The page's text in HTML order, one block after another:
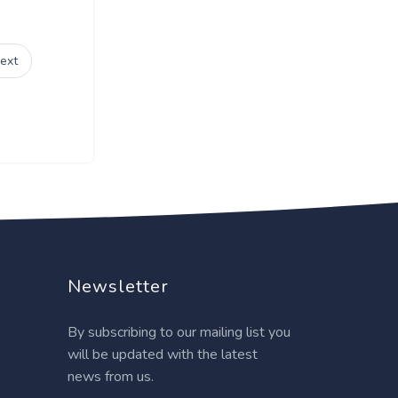
Newsletter
By subscribing to our mailing list you
will be updated with the latest
news from us.